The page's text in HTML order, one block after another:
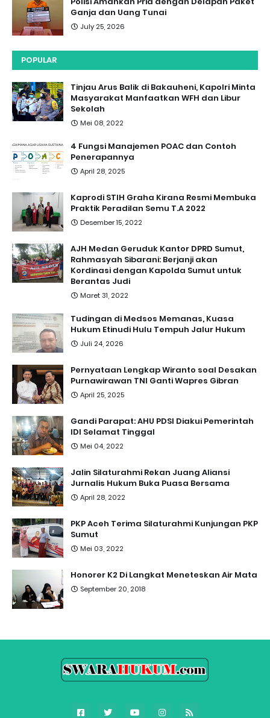
Ganja dan Uang Tunai
July 25, 2026
POPULAR
Tinjau Arus Balik di Bakauheni, Kapolri Minta
Masyarakat Manfaatkan WFH dan Libur
Sekolah
Mei 08, 2022
4 Fungsi Manajemen POAC dan Contoh
Penerapannya
April 28, 2025
Kaprodi STIH Graha Kirana Resmi Membuka
Praktik Peradilan Semu T.A 2022
Desember 15, 2022
AJH Medan Geruduk Kantor DPRD Sumut,
Rahmasyah Sibarani: Berjanji akan
Kordinasi dengan Kapolda Sumut untuk
Berantas Judi
Maret 31, 2022
Tudingan di Medsos Memanas, Kuasa
Hukum Etinudi Hulu Tempuh Jalur Hukum
Juli 24, 2026
Pernyataan Lengkap Wiranto soal Desakan
Purnawirawan TNI Ganti Wapres Gibran
April 25, 2025
Gandi Parapat: AHU PDSI Diakui Pemerintah
IDI Selamat Tinggal
Mei 04, 2022
Jalin Silaturahmi Rekan Juang Aliansi
Jurnalis Hukum Buka Puasa Bersama
April 28, 2022
PKP Aceh Terima Silaturahmi Kunjungan PKP
Sumut
Mei 03, 2022
Honorer K2 Di Langkat Meneteskan Air Mata
September 20, 2018